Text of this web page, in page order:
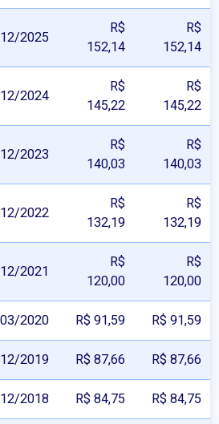
2025
R$
152,14
R$
152,14
2024
R$
145,22
R$
145,22
2023
R$
140,03
R$
140,03
2022
R$
132,19
R$
132,19
2021
R$
120,00
R$
120,00
2020 R$ 91,59 R$ 91,59
2019 R$ 87,66 R$ 87,66
2018 R$ 84,75 R$ 84,75